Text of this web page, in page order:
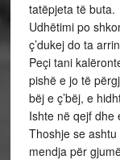
tatëpjeta të buta.
Udhëtimi po
ç’dukej do ta
Peçi tani
pishë e jo të
bëj e ç’bëj, e
Ishte në qejf dhe
Thoshje se
mendja për